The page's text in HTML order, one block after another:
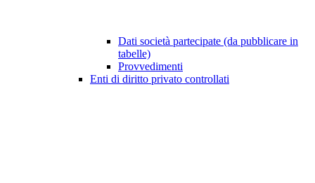
Dati società partecipate (da pubblicare in
tabelle)
Provvedimenti
Enti di diritto privato controllati